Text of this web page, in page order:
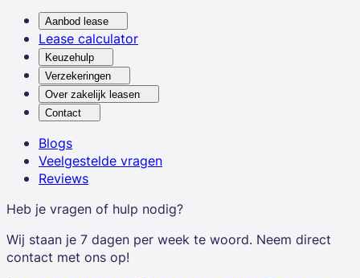
Aanbod lease
Lease calculator
Keuzehulp
Verzekeringen
Over zakelijk leasen
Contact
Blogs
Veelgestelde vragen
Reviews
Heb je vragen of hulp nodig?
Wij staan je 7 dagen per week te woord. Neem direct
contact met ons op!